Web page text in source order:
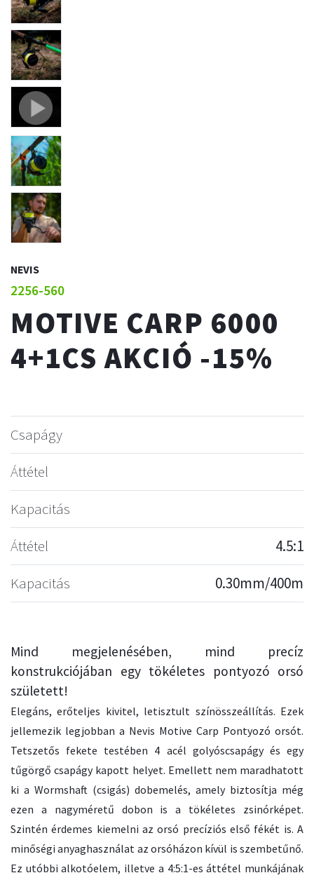
NEVIS
2256-560
MOTIVE CARP 6000
4+1CS AKCIÓ -15%
Csapágy
Áttétel
Kapacitás
Áttétel
4.5:1
Kapacitás
0.30mm/400m
Mind megjelenésében, mind precíz
konstrukciójában egy tökéletes pontyozó orsó
született!
Elegáns, erőteljes kivitel, letisztult színösszeállítás. Ezek
jellemezik legjobban a Nevis Motive Carp Pontyozó orsót.
Tetszetős fekete testében 4 acél golyóscsapágy és egy
tűgörgő csapágy kapott helyet. Emellett nem maradhatott
ki a Wormshaft (csigás) dobemelés, amely biztosítja még
ezen a nagyméretű dobon is a tökéletes zsinórképet.
Szintén érdemes kiemelni az orsó precíziós első fékét is. A
minőségi anyaghasználat az orsóházon kívül is szembetűnő.
Ez utóbbi alkotóelem, illetve a 4:5:1-es áttétel munkájának